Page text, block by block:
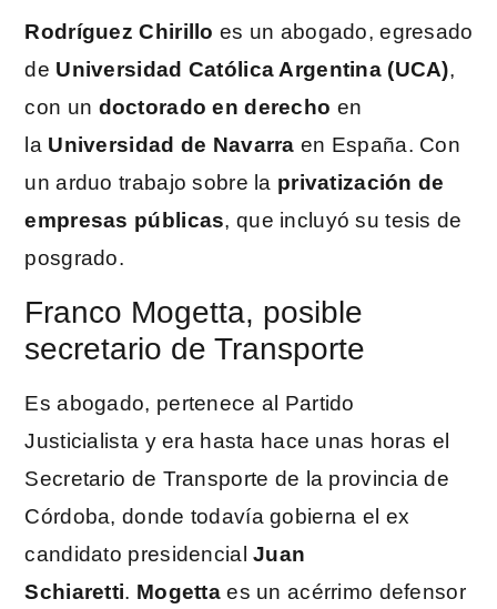
Rodríguez Chirillo es un abogado, egresado
de Universidad Católica Argentina (UCA),
con un doctorado en derecho en
la Universidad de Navarra en España. Con
un arduo trabajo sobre la privatización de
empresas públicas, que incluyó su tesis de
posgrado.
Franco Mogetta, posible
secretario de Transporte
Es abogado, pertenece al Partido
Justicialista y era hasta hace unas horas el
Secretario de Transporte de la provincia de
Córdoba, donde todavía gobierna el ex
candidato presidencialJuan
Schiaretti. Mogettaes un acérrimo defensor